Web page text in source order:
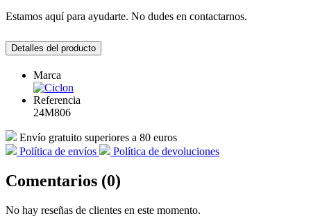
Estamos aquí para ayudarte. No dudes en contactarnos.
Detalles del producto
Marca
Referencia
24M806
Envío gratuito superiores a 80 euros
Política de envíos
Política de devoluciones
Comentarios (0)
No hay reseñas de clientes en este momento.